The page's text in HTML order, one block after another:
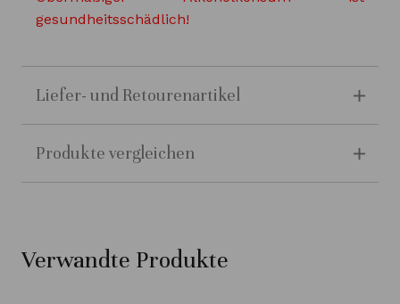
gesundheitsschädlich!
Liefer- und Retourenartikel
Produkte vergleichen
Verwandte Produkte